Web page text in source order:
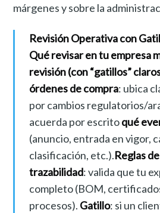
márgenes y sobre la
Revisión Operativa con
Qué revisar en tu empresa
revisión (con “gatillos”
órdenes de compra: ubica
por cambios regulatorios/
acuerda por escritoqué
(anuncio, entrada en vigor,
clasificación, etc.).Reglas
trazabilidad: valida que tu
completo (BOM,
procesos). Gatillo: si un